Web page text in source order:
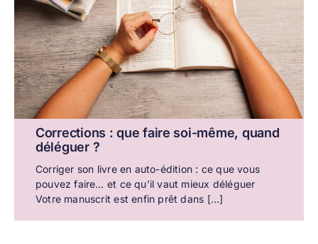
Corrections : que faire soi-même, quand
déléguer ?
Corriger son livre en auto-édition : ce que vous
pouvez faire… et ce qu’il vaut mieux déléguer
Votre manuscrit est enfin prêt dans [...]